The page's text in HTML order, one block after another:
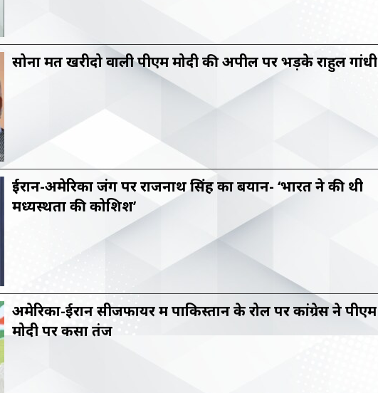
सोना मत खरीदो वाली पीएम मोदी की अपील पर भड़के राहुल गांधी
ईरान-अमेरिका जंग पर राजनाथ सिंह का बयान- ‘भारत ने की थी
मध्यस्थता की कोशिश’
अमेरिका-ईरान सीजफायर में पाकिस्तान के रोल पर कांग्रेस ने पीएम
मोदी पर कसा तंज